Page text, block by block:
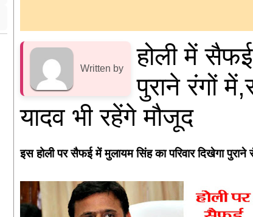
Written by
होली में
पुराने रंगों
यादव भी रहेंगे मौजूद
इस होली पर सैफई में मुलायम सिंह का परिवार दिखेगा पुराने